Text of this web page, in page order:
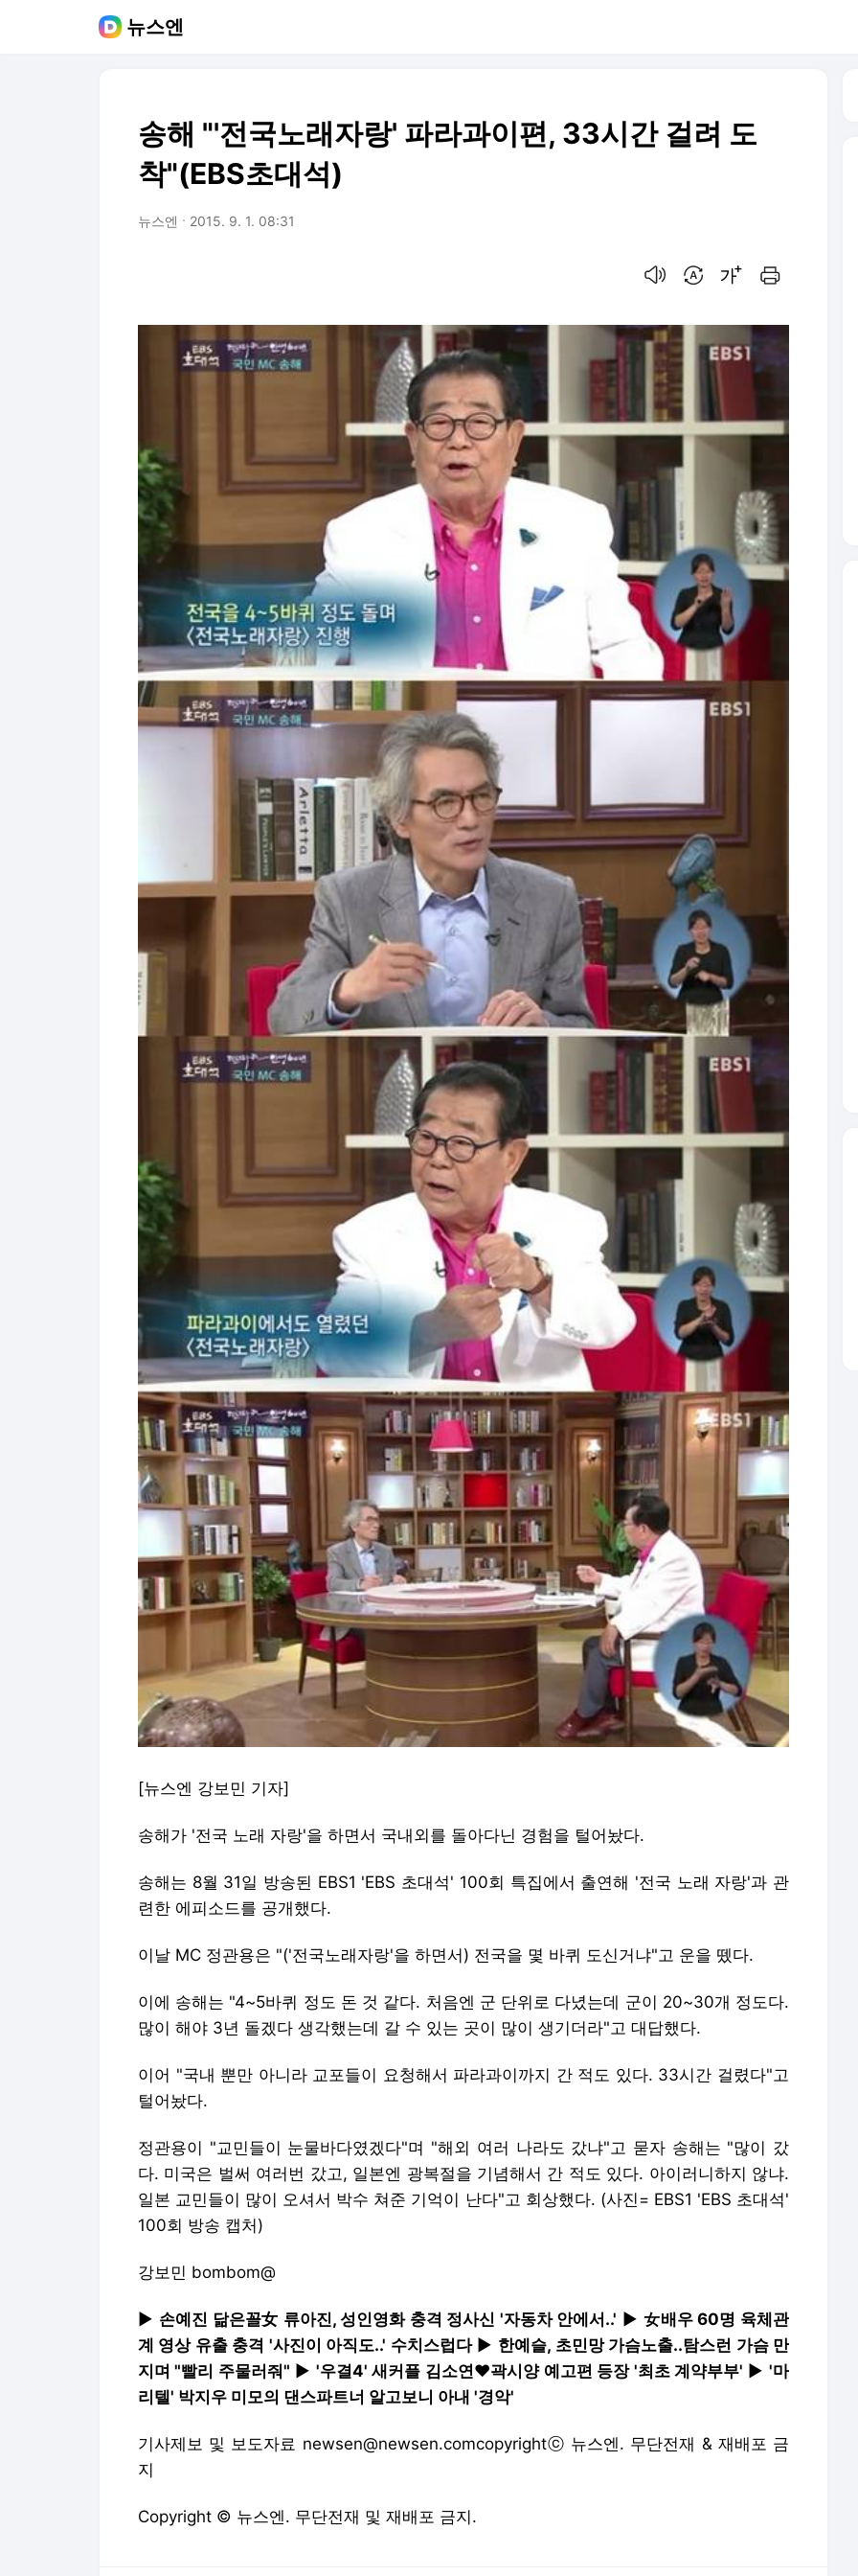
뉴스엔
송해 "'전국노래자랑' 파라과이편, 33시간 걸려 도
착"(EBS초대석)
뉴스엔 2015. 9. 1. 08:31
[뉴스엔 강보민 기자]
송해가 '전국 노래 자랑'을 하면서 국내외를 돌아다닌 경험을 털어놨다.
송해는 8월 31일 방송된 EBS1 'EBS 초대석' 100회 특집에서 출연해 '전국 노래 자랑'과 관
련한 에피소드를 공개했다.
이날 MC 정관용은 "('전국노래자랑'을 하면서) 전국을 몇 바퀴 도신거냐"고 운을 뗐다.
이에 송해는 "4~5바퀴 정도 돈 것 같다. 처음엔 군 단위로 다녔는데 군이 20~30개 정도다.
많이 해야 3년 돌겠다 생각했는데 갈 수 있는 곳이 많이 생기더라"고 대답했다.
이어 "국내 뿐만 아니라 교포들이 요청해서 파라과이까지 간 적도 있다. 33시간 걸렸다"고
털어놨다.
정관용이 "교민들이 눈물바다였겠다"며 "해외 여러 나라도 갔냐"고 묻자 송해는 "많이 갔
다. 미국은 벌써 여러번 갔고, 일본엔 광복절을 기념해서 간 적도 있다. 아이러니하지 않냐.
일본 교민들이 많이 오셔서 박수 쳐준 기억이 난다"고 회상했다. (사진= EBS1 'EBS 초대석'
100회 방송 캡처)
강보민 bombom@
▶ 손예진 닮은꼴女 류아진, 성인영화 충격 정사신 '자동차 안에서..' ▶女배우 60명 육체관
계 영상 유출 충격 '사진이 아직도..' 수치스럽다 ▶ 한예슬, 초민망 가슴노출..탐스런 가슴 만
지며 "빨리 주물러줘" ▶ '우결4' 새커플 김소연♥곽시양 예고편 등장 '최초 계약부부' ▶ '마
리텔' 박지우 미모의 댄스파트너 알고보니 아내 '경악'
기사제보 및 보도자료 newsen@newsen.comcopyrightⓒ 뉴스엔. 무단전재 & 재배포 금
지
Copyright © 뉴스엔. 무단전재 및 재배포 금지.